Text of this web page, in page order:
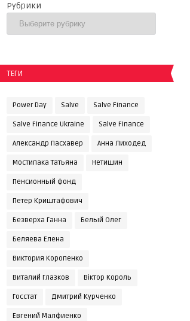
Рубрики
ТЕГИ
Power Day Salve Salve Finance
Salve Finance Ukraine Salve Finanсe
Александр Пасхавер Анна Лиходед
Мостипака Татьяна Нетишин
Пенсионный фонд
Петер Криштафович
Безверха Ганна Белый Олег
Беляева Елена
Виктория Коропенко
Виталий Глазков Віктор Король
Госстат Дмитрий Курченко
Евгений Малфиенко